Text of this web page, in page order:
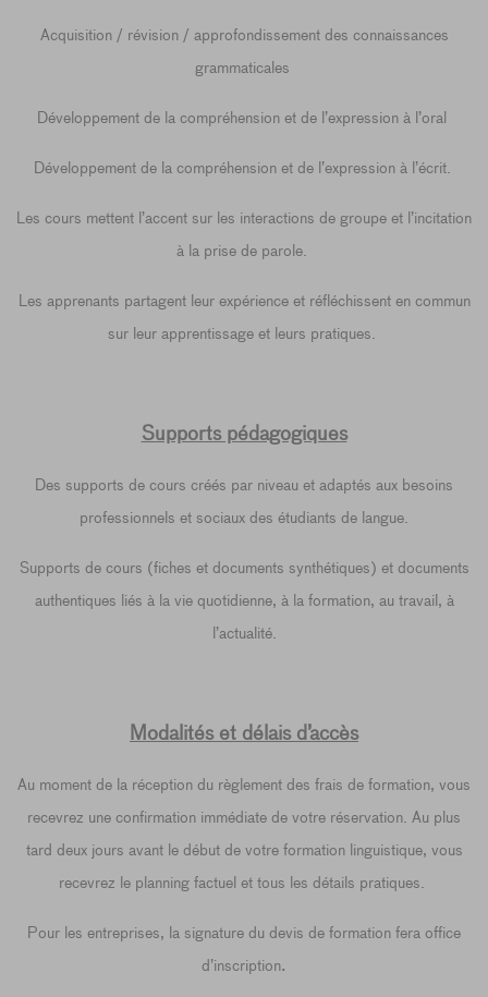
Acquisition / révision / approfondissement des connaissances
grammaticales
Développement de la compréhension et de l’expression à l’oral
Développement de la compréhension et de l’expression à l’écrit.
Les cours mettent l’accent sur les interactions de groupe et l’incitation
à la prise de parole.
Les apprenants partagent leur expérience et réfléchissent en commun
sur leur apprentissage et leurs pratiques.
Supports pédagogiques
Des supports de cours créés par niveau et adaptés aux besoins
professionnels et sociaux des étudiants de langue.
Supports de cours (fiches et documents synthétiques) et documents
authentiques liés à la vie quotidienne, à la formation, au travail, à
l’actualité.
Modalités et délais d’accès
Au moment de la réception du règlement des frais de formation, vous
recevrez une confirmation immédiate de votre réservation. Au plus
tard deux jours avant le début de votre formation linguistique, vous
recevrez le planning factuel et tous les détails pratiques.
Pour les entreprises, la signature du devis de formation fera office
d’inscription.